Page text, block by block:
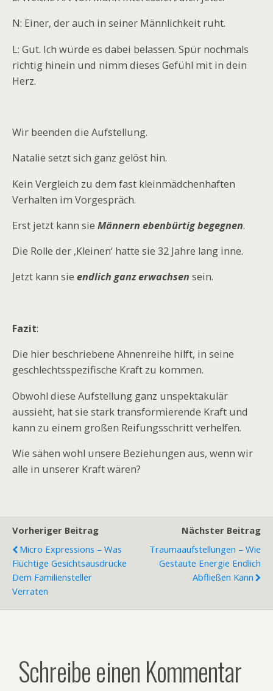
N: Einer, der auch in seiner Männlichkeit ruht.
L: Gut. Ich würde es dabei belassen. Spür nochmals
richtig hinein und nimm dieses Gefühl mit in dein
Herz.
Wir beenden die Aufstellung.
Natalie setzt sich ganz gelöst hin.
Kein Vergleich zu dem fast kleinmädchenhaften
Verhalten im Vorgespräch.
Erst jetzt kann sie Männern ebenbürtig begegnen.
Die Rolle der ‚Kleinen‘ hatte sie 32 Jahre lang inne.
Jetzt kann sie endlich ganz erwachsen sein.
Fazit:
Die hier beschriebene Ahnenreihe hilft, in seine
geschlechtsspezifische Kraft zu kommen.
Obwohl diese Aufstellung ganz unspektakulär
aussieht, hat sie stark transformierende Kraft und
kann zu einem großen Reifungsschritt verhelfen.
Wie sähen wohl unsere Beziehungen aus, wenn wir
alle in unserer Kraft wären?
Vorheriger Beitrag
Micro Expressions – Was
Flüchtige Gesichtsausdrücke
Dem Familiensteller
Verraten
Nächster Beitrag
Traumaaufstellungen – Wie
Gestaute Energie Endlich
Abfließen Kann
Schreibe einen Kommentar